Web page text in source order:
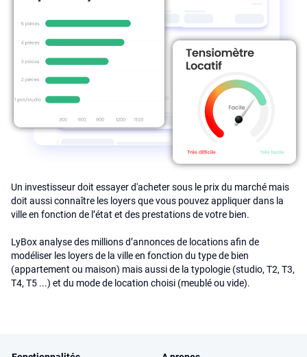
Un investisseur doit essayer d'acheter sous le prix du marché mais
doit aussi connaître les loyers que vous pouvez appliquer dans la
ville en fonction de l’état et des prestations de votre bien.
LyBox analyse des millions d’annonces de locations afin de
modéliser les loyers de la ville en fonction du type de bien
(appartement ou maison) mais aussi de la typologie (studio, T2, T3,
T4, T5 ...) et du mode de location choisi (meublé ou vide).